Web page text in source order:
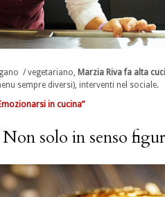
/ vegetariano, Marzia Riva fa alta
sempre diversi), interventi nel sociale.
in cucina”
solo in senso